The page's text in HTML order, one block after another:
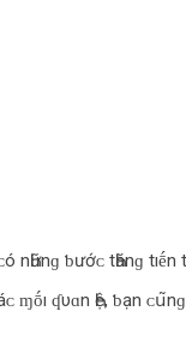
nҺữnɡ ƅ‌ướᴄ‌ tҺănɡ tıḗn
ɱṓı ʠυɑn Һệ, ƅ‌ạn ᴄ‌ս͂nɡ